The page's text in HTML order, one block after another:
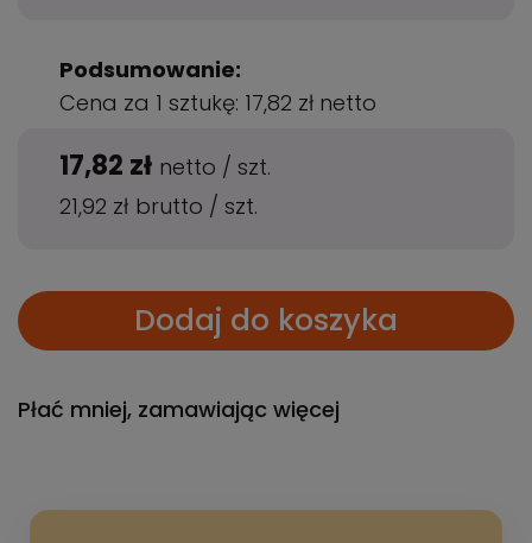
Podsumowanie:
Cena za 1 sztukę: 17,82 zł netto
17,82 zł netto / szt.
21,92 zł brutto / szt.
Dodaj do koszyka
Płać mniej, zamawiając więcej